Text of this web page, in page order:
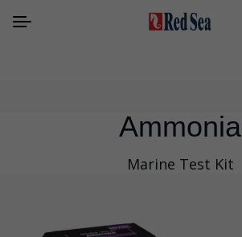
Ammonia
Marine Test Kit